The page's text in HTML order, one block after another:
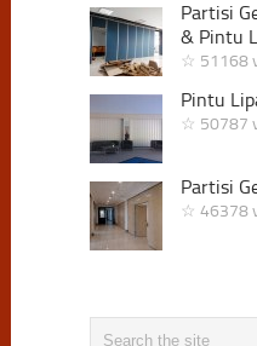
Partisi
& Pintu
☆ 51168
Pintu
☆ 50787
Partisi
☆ 46378